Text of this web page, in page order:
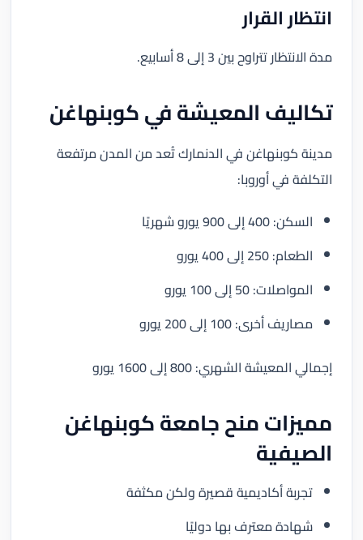
انتظار القرار
مدة الانتظار تتراوح بين 3 إلى 8 أسابيع.
تكاليف المعيشة في كوبنهاغن
مدينة كوبنهاغن في الدنمارك تُعد من المدن مرتفعة
التكلفة في أوروبا:
السكن: 400 إلى 900 يورو شهريًا
الطعام: 250 إلى 400 يورو
المواصلات: 50 إلى 100 يورو
مصاريف أخرى: 100 إلى 200 يورو
إجمالي المعيشة الشهري: 800 إلى 1600 يورو
مميزات منح جامعة كوبنهاغن
الصيفية
تجربة أكاديمية قصيرة ولكن مكثفة
شهادة معترف بها دوليًا